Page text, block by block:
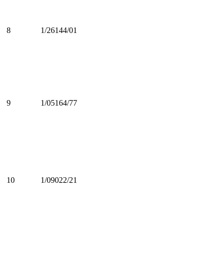
8 1/26144/01
9 1/05164/77
10 1/09022/21